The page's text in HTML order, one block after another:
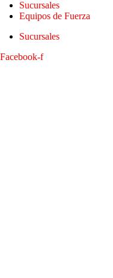
Sucursales
Equipos de Fuerza
Sucursales
Facebook-f